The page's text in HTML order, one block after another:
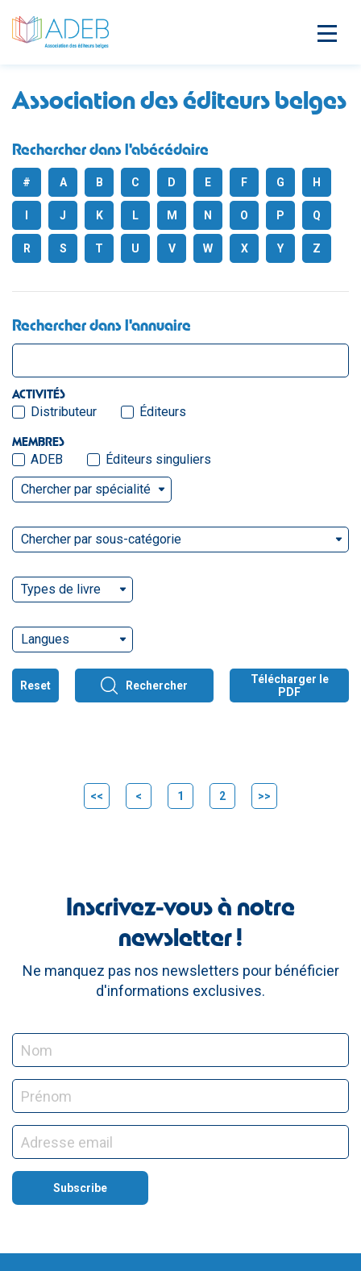
Association des éditeurs belges
Rechercher dans l'abécédaire
# A B C D E F G H
J K L M N O P Q
R S T U V W X Y Z
Rechercher dans l'annuaire
ACTIVITÉS
Distributeur Éditeurs
MEMBRES
ADEB
Éditeurs singuliers
Chercher par spécialité
Chercher par sous-catégorie
Types de livre
Langues
Reset Rechercher
Télécharger le
PDF
<< < 1 2 >>
Inscrivez-vous à notre
newsletter !
Ne manquez pas nos newsletters pour bénéficier
d'informations exclusives.